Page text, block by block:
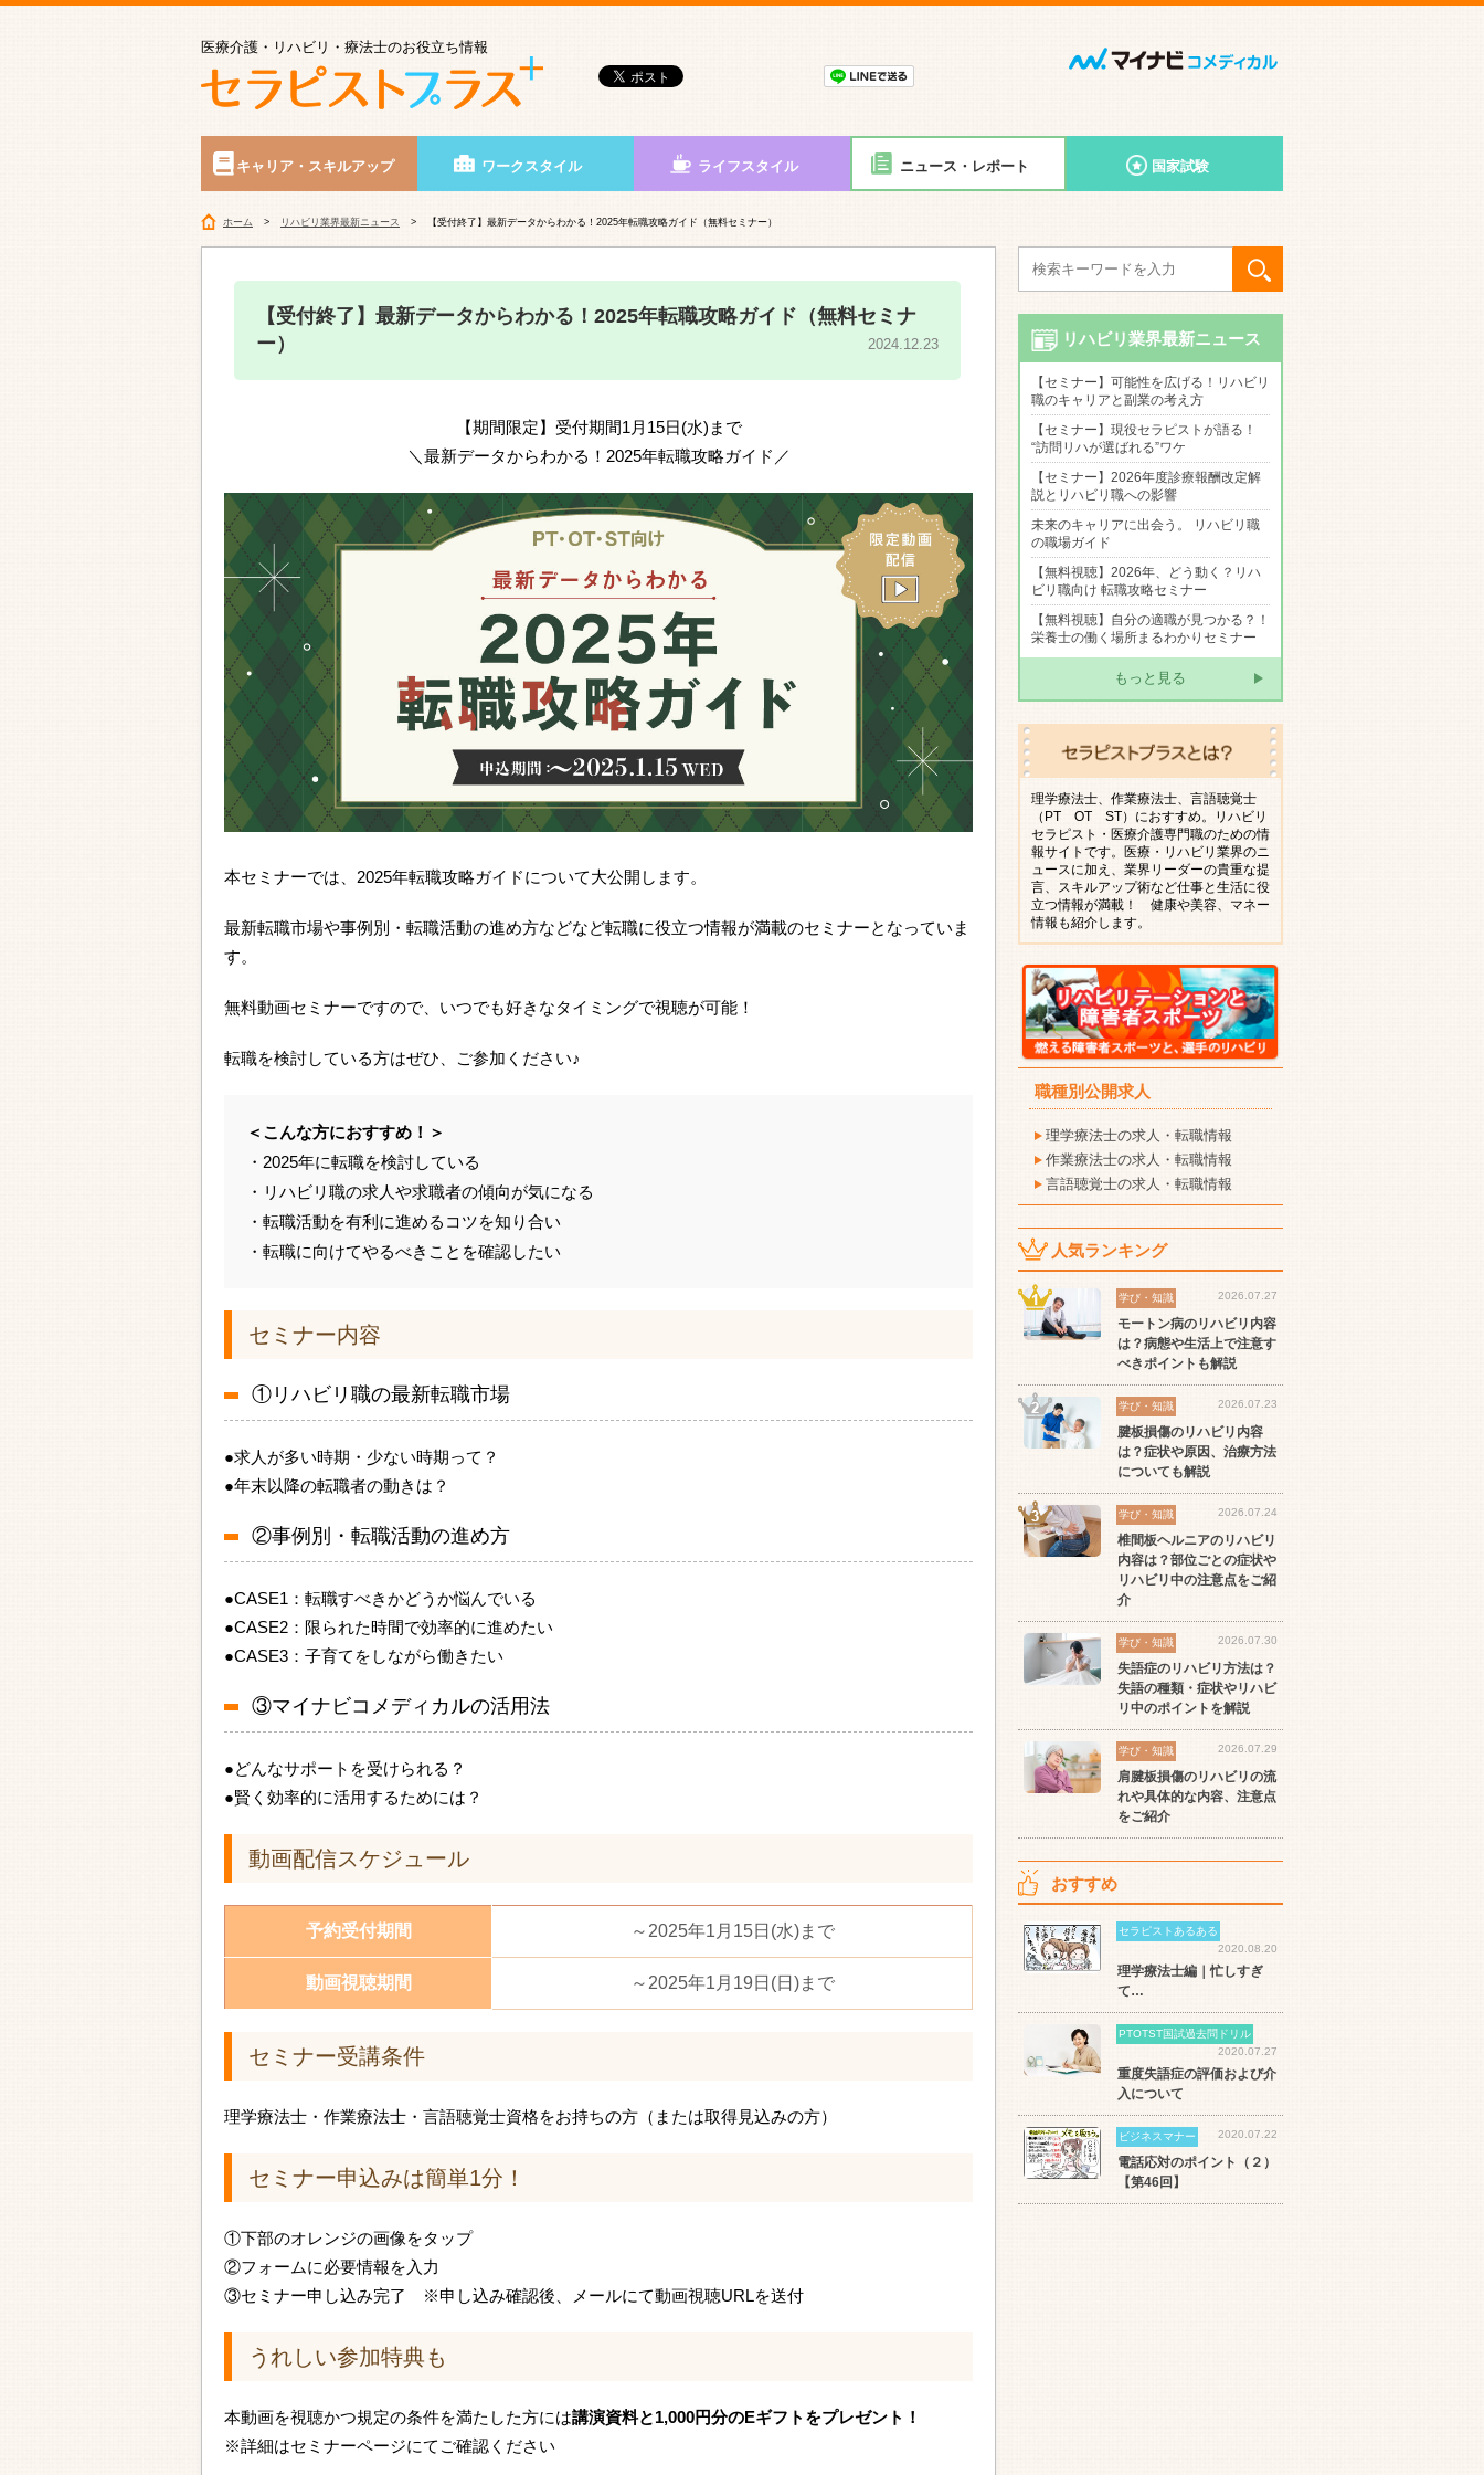
医療介護・リハビリ・療法士のお役立ち情報
キャリア・スキルアップ ワークスタイル ライフスタイル ニュース・レポート 国家試験
ホーム リハビリ業界最新ニュース 【受付終了】最新データからわかる！2025年転職攻略ガイド（無料セミナー）
【受付終了】最新データからわかる！2025年転職攻略ガイド（無料セミナ
ー）
2024.12.23
【期間限定】受付期間1月15日(水)まで
＼最新データからわかる！2025年転職攻略ガイド／
本セミナーでは、2025年転職攻略ガイドについて大公開します。
最新転職市場や事例別・転職活動の進め方などなど転職に役立つ情報が満載のセミナーとなっていま
す。
無料動画セミナーですので、いつでも好きなタイミングで視聴が可能！
転職を検討している方はぜひ、ご参加ください♪
＜こんな方におすすめ！＞
・2025年に転職を検討している
・リハビリ職の求人や求職者の傾向が気になる
・転職活動を有利に進めるコツを知り合い
・転職に向けてやるべきことを確認したい
セミナー内容
①リハビリ職の最新転職市場
●求人が多い時期・少ない時期って？
●年末以降の転職者の動きは？
②事例別・転職活動の進め方
●CASE1：転職すべきかどうか悩んでいる
●CASE2：限られた時間で効率的に進めたい
●CASE3：子育てをしながら働きたい
③マイナビコメディカルの活用法
●どんなサポートを受けられる？
●賢く効率的に活用するためには？
動画配信スケジュール
予約受付期間 ～2025年1月15日(水)まで
動画視聴期間 ～2025年1月19日(日)まで
セミナー受講条件
理学療法士・作業療法士・言語聴覚士資格をお持ちの方（または取得見込みの方）
セミナー申込みは簡単1分！
①下部のオレンジの画像をタップ
②フォームに必要情報を入力
③セミナー申し込み完了 ※申し込み確認後、メールにて動画視聴URLを送付
うれしい参加特典も
本動画を視聴かつ規定の条件を満たした方には講演資料と1,000円分のEギフトをプレゼント！
※詳細はセミナーページにてご確認ください
リハビリ業界最新ニュース
【セミナー】可能性を広げる！リハビリ
職のキャリアと副業の考え方
【セミナー】現役セラピストが語る！
“訪問リハが選ばれる”ワケ
【セミナー】2026年度診療報酬改定解
説とリハビリ職への影響
未来のキャリアに出会う。 リハビリ職
の職場ガイド
【無料視聴】2026年、どう動く？リハ
ビリ職向け 転職攻略セミナー
【無料視聴】自分の適職が見つかる？！
栄養士の働く場所まるわかりセミナー
もっと見る
理学療法士、作業療法士、言語聴覚士
（PT OT ST）におすすめ。リハビリ
セラピスト・医療介護専門職のための情
報サイトです。医療・リハビリ業界のニ
ュースに加え、業界リーダーの貴重な提
言、スキルアップ術など仕事と生活に役
立つ情報が満載！ 健康や美容、マネー
情報も紹介します。
職種別公開求人
理学療法士の求人・転職情報
作業療法士の求人・転職情報
言語聴覚士の求人・転職情報
人気ランキング
学び・知識 2026.07.27
モートン病のリハビリ内容
は？病態や生活上で注意す
べきポイントも解説
学び・知識 2026.07.23
腱板損傷のリハビリ内容
は？症状や原因、治療方法
についても解説
学び・知識 2026.07.24
椎間板ヘルニアのリハビリ
内容は？部位ごとの症状や
リハビリ中の注意点をご紹
介
学び・知識 2026.07.30
失語症のリハビリ方法は？
失語の種類・症状やリハビ
リ中のポイントを解説
学び・知識 2026.07.29
肩腱板損傷のリハビリの流
れや具体的な内容、注意点
をご紹介
おすすめ
セラピストあるある
2020.08.20
理学療法士編｜忙しすぎ
て…
PTOTST国試過去問ドリル
2020.07.27
重度失語症の評価および介
入について
ビジネスマナー 2020.07.22
電話応対のポイント（２）
【第46回】